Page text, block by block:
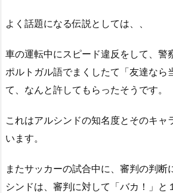
よく話題になる伝説としては、、
車の運転中にスピード違反をして、警
ポルトガル語でまくしたて「友達なら
て、なんと許してもらったそうです。
これはアルシンドの知名度とそのキャ
います。
またサッカーの試合中に、審判の判断
シンドは、審判に対して「バカ！」と